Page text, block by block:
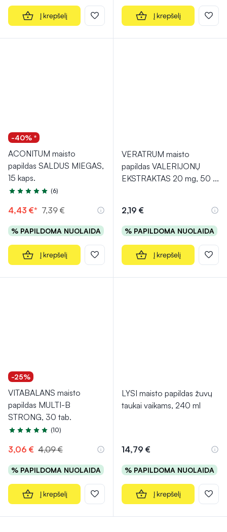
Į krepšelį Į krepšelį
-40% *
ACONITUM maisto
papildas SALDUS MIEGAS,
15 kaps.
Įvertinimas 5.0 iš 5
(6)
4,43 €* 7,39 €
% PAPILDOMA NUOLAIDA
Į krepšelį
VERATRUM maisto
papildas VALERIJONŲ
EKSTRAKTAS 20 mg, 50 ...
2,19 €
% PAPILDOMA NUOLAIDA
Į krepšelį
-25%
VITABALANS maisto
papildas MULTI-B
STRONG, 30 tab.
Įvertinimas 4.8 iš 5
(10)
3,06 € 4,09 €
% PAPILDOMA NUOLAIDA
Į krepšelį
LYSI maisto papildas žuvų
taukai vaikams, 240 ml
14,79 €
% PAPILDOMA NUOLAIDA
Į krepšelį